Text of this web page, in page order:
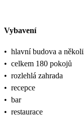
Vybavení
• hlavní budova a
• celkem 180 pokojů
• rozlehlá zahrada
• recepce
• bar
• restaurace